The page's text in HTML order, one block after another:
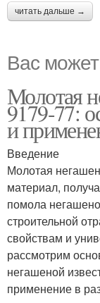
читать дальше →
Вас
Молотая
9179-77:
и
Введение
Молотая
материал,
помола
строительной
свойствам и
рассмотрим
негашеной
применение в